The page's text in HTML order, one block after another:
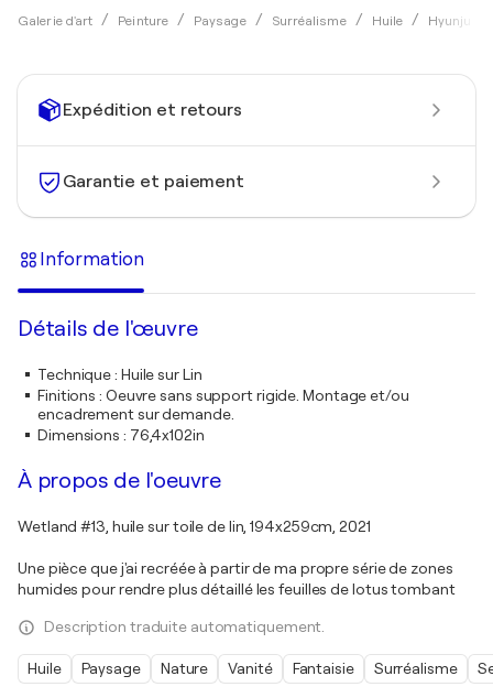
Galerie d'art Peinture Paysage Surréalisme Huile Hyunju
Expédition et retours
Garantie et paiement
Information
Détails de l'œuvre
Technique: Huile sur Lin
Finitions : Oeuvre sans support rigide. Montage et/ou
encadrement sur demande.
Dimensions : 76,4x102in
À propos de l'oeuvre
Wetland #13, huile sur toile de lin, 194x259cm, 2021
Une pièce que j'ai recréée à partir de ma propre série de zones
humides pour rendre plus détaillé les feuilles de lotus tombant
Description traduite automatiquement.
Huile Paysage Nature Vanité Fantaisie Surréalisme